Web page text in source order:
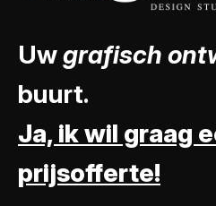
Uwgrafisch
buurt.
Ja, ik wil graag
prijsofferte!